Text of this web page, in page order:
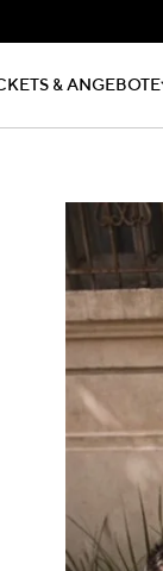
& ANGEBOTE